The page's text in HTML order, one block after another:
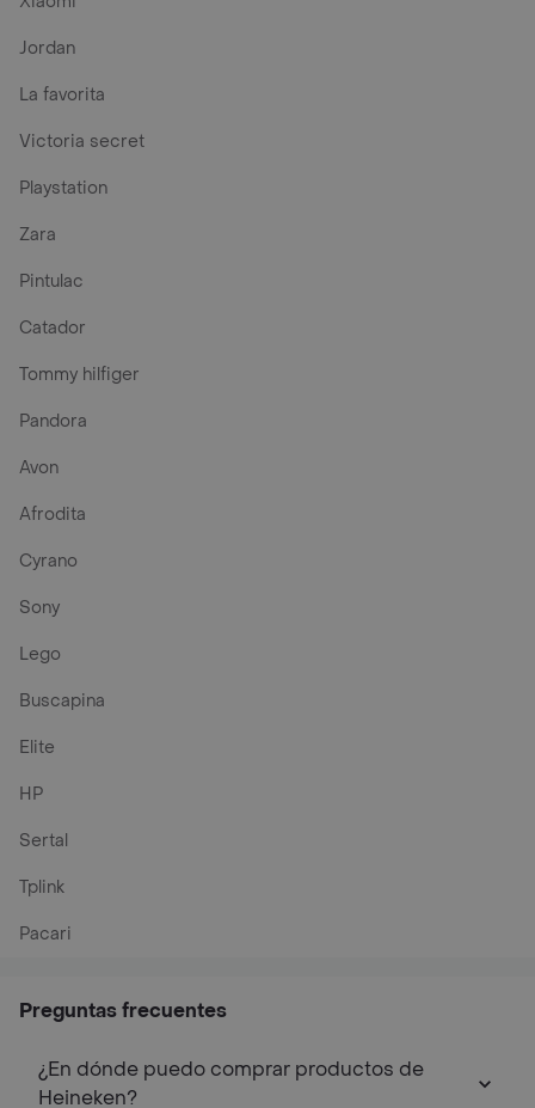
Jordan
La favorita
Victoria secret
Playstation
Zara
Pintulac
Catador
Tommy hilfiger
Pandora
Avon
Afrodita
Cyrano
Sony
Lego
Buscapina
Elite
HP
Sertal
Tplink
Pacari
Preguntas frecuentes
¿En dónde puedo comprar productos de
Heineken?